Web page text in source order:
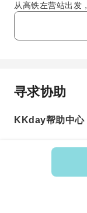
从高铁左营站出发
——东港码头。您可
运），乘坐出租车
约需要40-60分钟
小琉球以其丰富的
繁多的热带鱼、各
其他海洋生物。清
6. 参加小琉球
在小琉球进行桨
常问问题
1. 游客在小
以灵活地游览
寻求协助
KKday帮助中心